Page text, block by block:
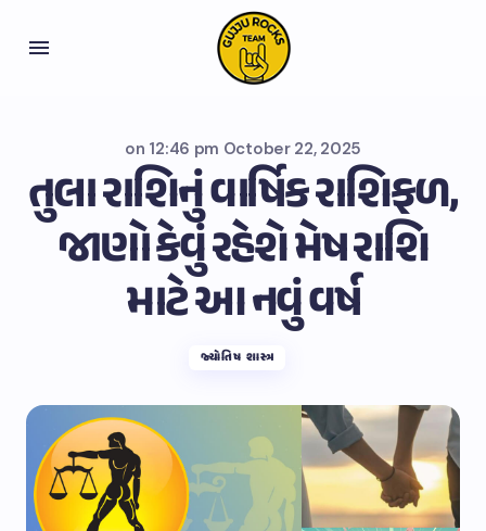
on 12:46 pm October 22, 2025
તુલા રાશિનું વાર્ષિક રાશિફળ,
જાણો કેવું રહેશે મેષ રાશિ
માટે આ નવું વર્ષ
જ્યોતિષ શાસ્ત્ર